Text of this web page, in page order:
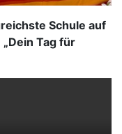
Schule auf
Tag für